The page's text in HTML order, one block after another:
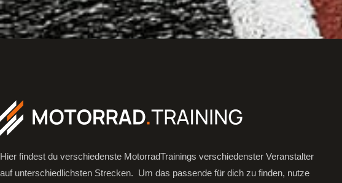
Hier findest du verschiedenste MotorradTrainings verschiedenster Veranstalter
auf unterschiedlichsten Strecken. Um das passende für dich zu finden, nutze